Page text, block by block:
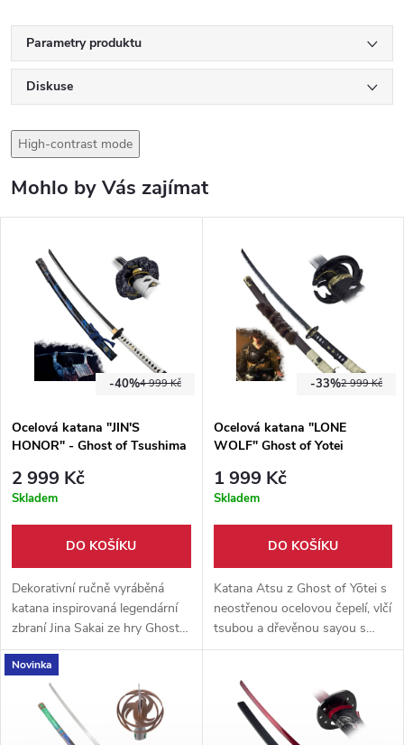
Parametry produktu
Diskuse
High-contrast mode
Mohlo by Vás zajímat
4 999 Kč
-40%
Ocelová katana "JIN'S
HONOR" - Ghost of Tsushima
2 999 Kč
Skladem
DO KOŠÍKU
Dekorativní ručně vyráběná
katana inspirovaná legendární
zbraní Jina Sakai ze hry Ghost
of Tsushima. Uhlíková ocel,
dřevěná rukojeť i pochva s
kovovými detaily – ideální pro
sběratele a fanoušky.
2 999 Kč
-33%
Ocelová katana "LONE
WOLF" Ghost of Yotei
1 999 Kč
Skladem
DO KOŠÍKU
Katana Atsu z Ghost of Yōtei s
neostřenou ocelovou čepelí, vlčí
tsubou a dřevěnou sayou s
umělou kožešinou. Nádherná
předlohou.
Novinka